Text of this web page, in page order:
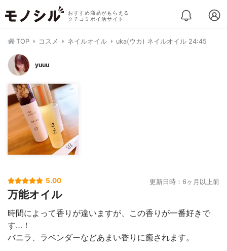
おすすめ商品がもらえる
クチコミポイ活サイト
TOP コスメ ネイルオイル uka(ウカ) ネイルオイル 24:45
yuuu
5.00 更新日時：6ヶ月以上前
万能オイル
時間によって香りが違いますが、この香りが一番好きで
す…！
バニラ、ラベンダーなどあまい香りに癒されます。